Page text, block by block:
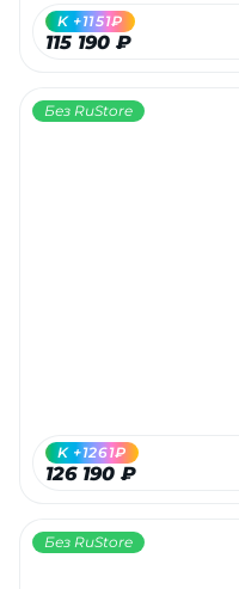
115 190 ₽
K +1151₽
Без RuStore
126 190 ₽
K +1261₽
Без RuStore